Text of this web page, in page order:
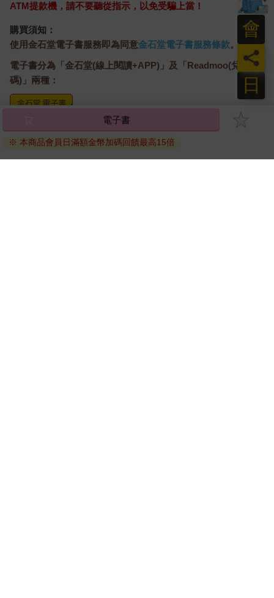
ATM提款機，請不要聽從指示，以免受騙上當！
購買須知：
使用金石堂電子書服務即為同意金石堂電子書服務條款。
電子書分為「金石堂(線上閱讀+APP)」及「Readmoo(兌換
碼)」兩種：
將儲存於會員中心→電子書服務「我的e書櫃」，點選線上
閱讀直接開啟閱讀。
電子書
※ 本商品會員日滿額金幣加碼回饋最高15倍
日
員
會